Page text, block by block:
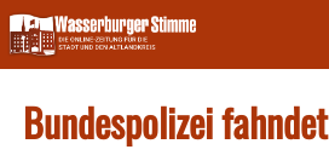
Skip
to
content
Bundespolizei fahndet